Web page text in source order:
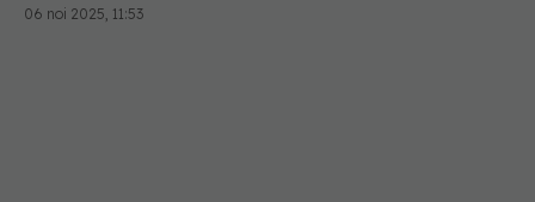
06 noi 2025, 11:53